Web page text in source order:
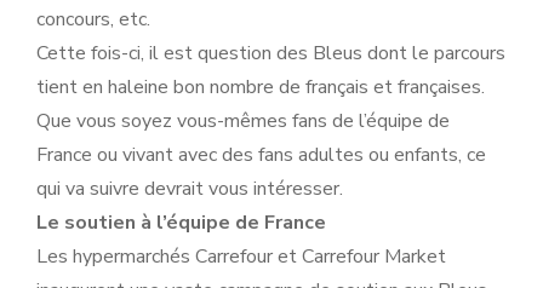
concours, etc.
Cette fois-ci, il est question des Bleus dont le parcours
tient en haleine bon nombre de français et françaises.
Que vous soyez vous-mêmes fans de l’équipe de
France ou vivant avec des fans adultes ou enfants, ce
qui va suivre devrait vous intéresser.
Le soutien à l’équipe de France
Les hypermarchés Carrefour et Carrefour Market